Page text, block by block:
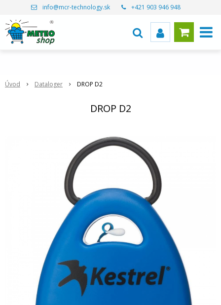
info@mcr-technology.sk +421 903 946 948
Úvod Dataloger DROP D2
DROP D2